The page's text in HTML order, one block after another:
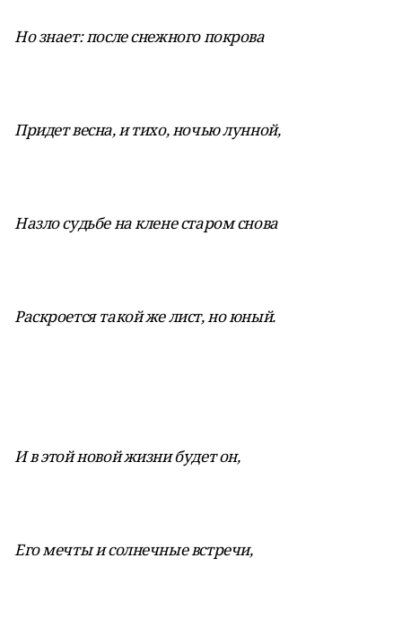
Но знает: после снежного покрова
Придет весна, и тихо, ночью лунной,
Назло судьбе на клене старом снова
Раскроется такой же лист, но юный.
И в этой новой жизни будет он,
Его мечты и солнечные встречи,